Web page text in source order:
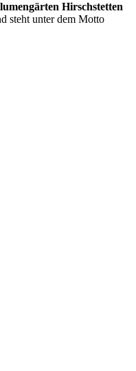
Hirschstetten
steht unter dem Motto